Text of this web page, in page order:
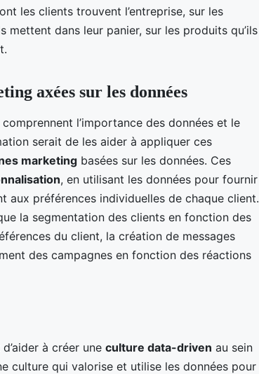
les clients trouvent l’entreprise, sur les
mettent dans leur panier, sur les produits qu’ils
axées sur les données
l’importance des données et le
serait de les aider à appliquer ces
marketing basées sur les données. Ces
, en utilisant les données pour fournir
aux préférences individuelles de chaque client.
la segmentation des clients en fonction des
du client, la création de messages
des campagnes en fonction des réactions
à créer une culture data-driven au sein
culture qui valorise et utilise les données pour